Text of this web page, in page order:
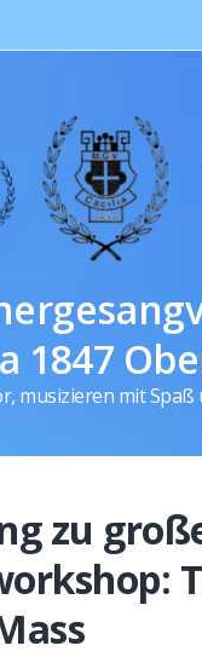
1847
musizieren mit
zu